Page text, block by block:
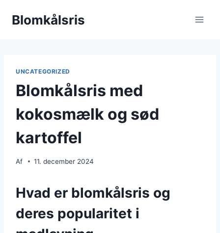
Blomkålsris
UNCATEGORIZED
Blomkålsris med
kokosmælk og sød
kartoffel
Af 11. december 2024
Hvad er blomkålsris og
deres popularitet i